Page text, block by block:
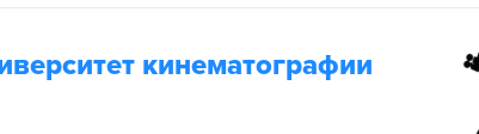
кинематографии